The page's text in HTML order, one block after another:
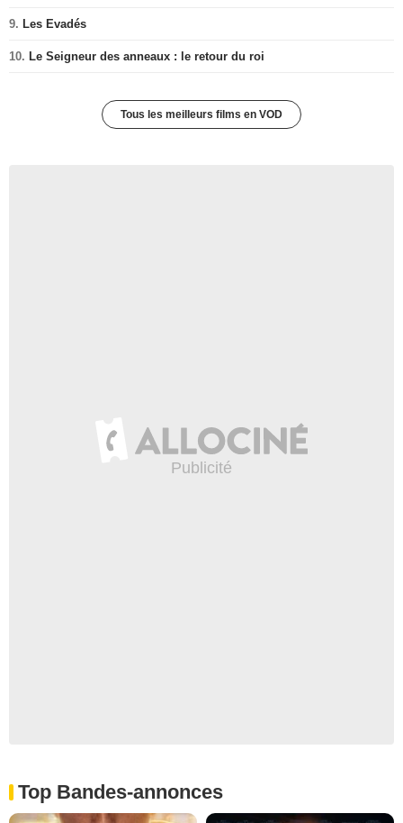
9. Les Evadés
10. Le Seigneur des anneaux : le retour du roi
Tous les meilleurs films en VOD
Top Bandes-annonces